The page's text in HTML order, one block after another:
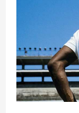
Sem
Dono
–